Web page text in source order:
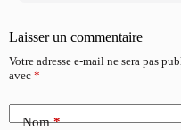
Laisser un commentaire
Votre adresse e-mail ne sera pas
avec *
Nom*